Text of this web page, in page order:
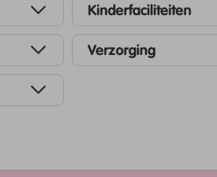
Kinderfaciliteiten
Verzorging